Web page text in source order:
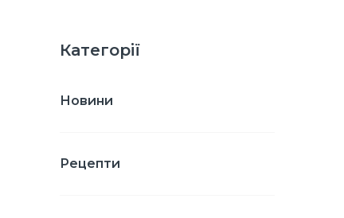
Категорії
Новини
Рецепти